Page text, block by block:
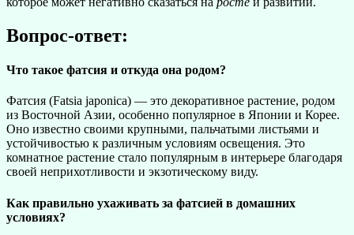
Вопрос-ответ:
Что такое фатсия и откуда она родом?
Фатсия (Fatsia japonica) — это декоративное растение, родом
из Восточной Азии, особенно популярное в Японии и Корее.
Оно известно своими крупными, пальчатыми листьями и
устойчивостью к различным условиям освещения. Это
комнатное растение стало популярным в интерьере благодаря
своей неприхотливости и экзотическому виду.
Как правильно ухаживать за фатсией в домашних
условиях?